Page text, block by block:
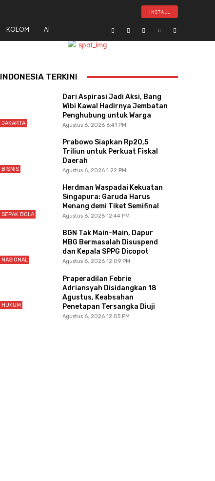
INSTALL
KOLOM AI
INDONESIA TERKINI
JAKARTA
Dari Aspirasi Jadi Aksi, Bang
Wibi Kawal Hadirnya Jembatan
Penghubung untuk Warga
Agustus 6, 2026 6:41 PM
BISNIS
Prabowo Siapkan Rp20,5
Triliun untuk Perkuat Fiskal
Daerah
Agustus 6, 2026 1:22 PM
SEPAK BOLA
Herdman Waspadai Kekuatan
Singapura: Garuda Harus
Menang demi Tiket Semifinal
Agustus 6, 2026 12:44 PM
NASIONAL
BGN Tak Main-Main, Dapur
MBG Bermasalah Disuspend
dan Kepala SPPG Dicopot
Agustus 6, 2026 12:09 PM
HUKUM
Praperadilan Febrie
Adriansyah Disidangkan 18
Agustus, Keabsahan
Penetapan Tersangka Diuji
Agustus 6, 2026 12:05 PM